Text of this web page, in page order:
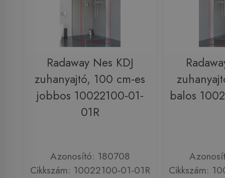
Radaway Nes KDJ
zuhanyajtó, 100 cm-es
jobbos 10022100-01-
01R
Azonosító: 180708
Cikkszám: 10022100-01-01R
balos
Cikkszám: